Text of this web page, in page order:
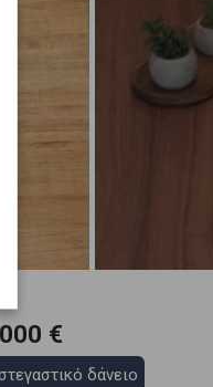
€
δάνειο